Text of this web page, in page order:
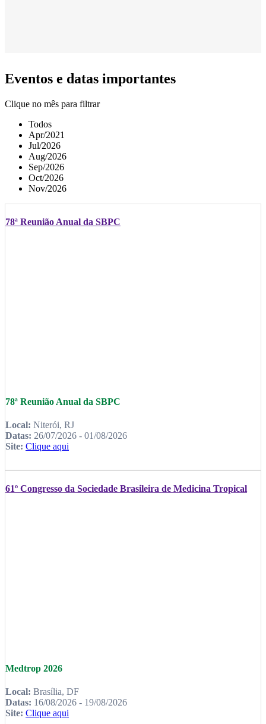
Eventos e datas importantes
Clique no mês para filtrar
Todos
Apr/2021
Jul/2026
Aug/2026
Sep/2026
Oct/2026
Nov/2026
78ª Reunião Anual da SBPC
78ª Reunião Anual da SBPC
Local: Niterói, RJ
Datas: 26/07/2026 - 01/08/2026
Site: Clique aqui
61º Congresso da Sociedade Brasileira de Medicina Tropical
Medtrop 2026
Local: Brasília, DF
Datas: 16/08/2026 - 19/08/2026
Site: Clique aqui